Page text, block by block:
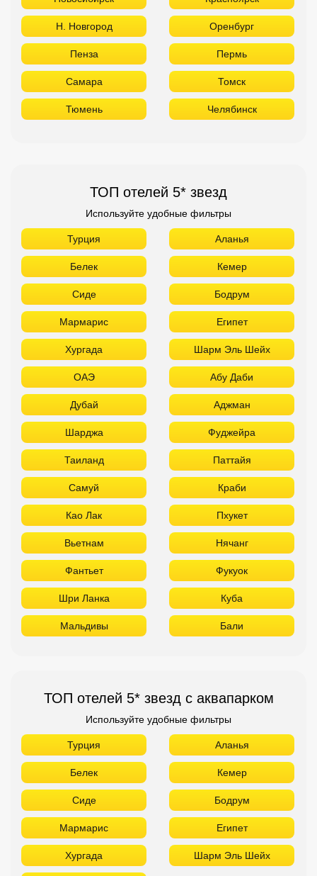
Н. Новгород Оренбург
Пенза Пермь
Самара Томск
Тюмень Челябинск
ТОП отелей 5* звезд
Используйте удобные фильтры
Турция Аланья
Белек Кемер
Сиде Бодрум
Мармарис Египет
Хургада Шарм Эль Шейх
ОАЭ Абу Даби
Дубай Аджман
Шарджа Фуджейра
Таиланд Паттайя
Самуй Краби
Као Лак Пхукет
Вьетнам Нячанг
Фантьет Фукуок
Шри Ланка Куба
Мальдивы Бали
ТОП отелей 5* звезд с аквапарком
Используйте удобные фильтры
Турция Аланья
Белек Кемер
Сиде Бодрум
Мармарис Египет
Хургада Шарм Эль Шейх